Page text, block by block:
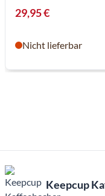
29,95 €
Nicht lieferbar
Keepcup